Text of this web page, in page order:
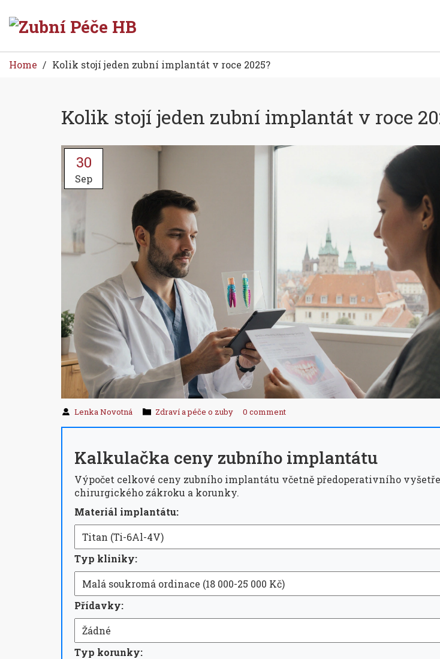
Home Kolik stojí jeden zubní implantát v roce 2025?
Kolik stojí jeden zubní implantát v roce
30
Sep
Lenka Novotná Zdraví a péče o zuby 0 comment
Kalkulačka ceny zubního implantátu
Výpočet celkové ceny zubního implantátu včetně předoperativního
chirurgického zákroku a korunky.
Materiál implantátu:
Typ kliniky:
Přídavky:
Typ korunky: